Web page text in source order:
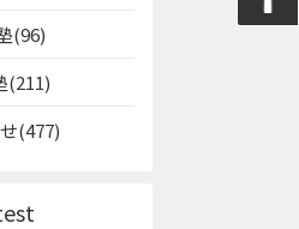
(96)
(211)
(477)